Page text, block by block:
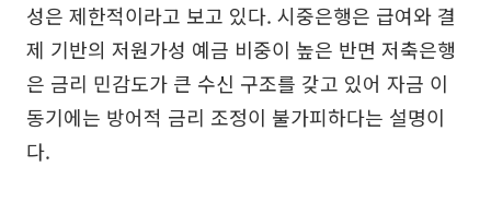
성은 제한적이라고 보고 있다. 시중은행은 급여와 결
제 기반의 저원가성 예금 비중이 높은 반면 저축은행
은 금리 민감도가 큰 수신 구조를 갖고 있어 자금 이
동기에는 방어적 금리 조정이 불가피하다는 설명이
다.